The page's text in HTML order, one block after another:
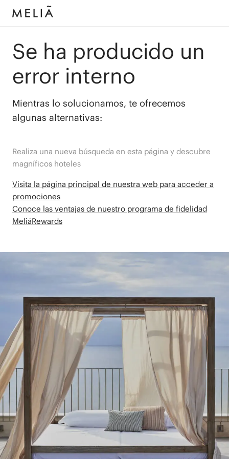
Se ha producido un
error interno
Mientras lo solucionamos, te ofrecemos
algunas alternativas:
Realiza una nueva búsqueda en esta página y descubre
magníficos hoteles
Visita la página principal de nuestra web para acceder a
promociones
Conoce las ventajas de nuestro programa de fidelidad
MeliáRewards